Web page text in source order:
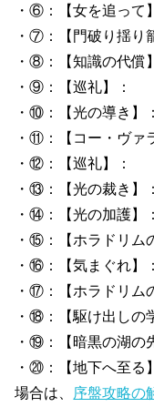
・⑥：【女を追って
・⑦：【門破り揺り
・⑧：【知識の代償
・⑨：【巡礼】：
・⑩：【光の導き】：
・⑪：【コー・ヴァ
・⑫：【巡礼】：
・⑬：【光の裁き】：
・⑭：【光の加護】：
・⑮：【ホラドリム
・⑯：【気まぐれ】：
・⑰：【ホラドリム
・⑱：【駆け出しの
・⑲：【暗黒の湖の
・⑳：【地下へ至る
場合は、 序盤攻略の